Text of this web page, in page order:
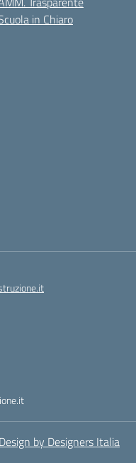
in Chiaro
by Designers Italia